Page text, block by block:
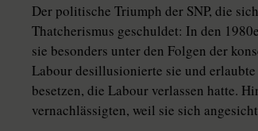
Der politische Triumph der SNP, die
Thatcherismus geschuldet: In den
sie besonders unter den Folgen der
Labour desillusionierte sie und
besetzen, die Labour verlassen hatte.
vernachlässigten, weil sie sich